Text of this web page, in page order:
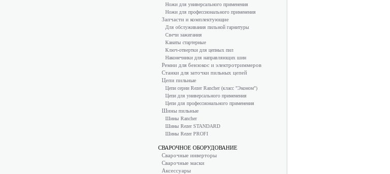
Ножи для универсального применения
Ножи для профессионального применения
Запчасти и комплектующие
Для обслуживания пильной гарнитуры
Свечи зажигания
Канаты стартерные
Ключ-отвертки для цепных пил
Наконечники для направляющих шин
Ремни для бензокос и электротриммеров
Станки для заточки пильных цепей
Цепи пильные
Цепи серии Rezer Rancher (класс "Эконом")
Цепи для универсального применения
Цепи для профессионального применения
Шины пильные
Шины Rancher
Шины Rezer STANDARD
Шины Rezer PROFI
СВАРОЧНОЕ ОБОРУДОВАНИЕ
Сварочные инверторы
Сварочные маски
Аксессуары